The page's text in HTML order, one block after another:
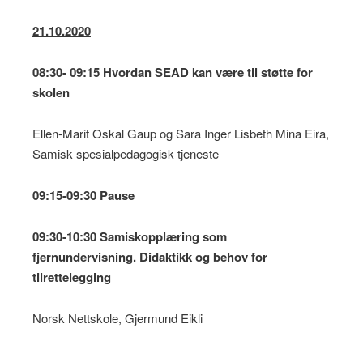
21.10.2020
08:30- 09:15 Hvordan SEAD kan være til støtte for
skolen
Ellen-Marit Oskal Gaup og Sara Inger Lisbeth Mina Eira,
Samisk spesialpedagogisk tjeneste
09:15-09:30 Pause
09:30-10:30Samiskopplæring som
fjernundervisning. Didaktikk og behov for
tilrettelegging
Norsk Nettskole, Gjermund Eikli